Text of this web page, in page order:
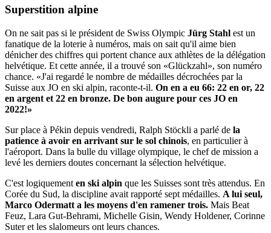
Superstition alpine
On ne sait pas si le président de Swiss Olympic Jürg Stahl est un
fanatique de la loterie à numéros, mais on sait qu'il aime bien
dénicher des chiffres qui portent chance aux athlètes de la délégation
helvétique. Et cette année, il a trouvé son «Glückzahl», son numéro
chance. «J'ai regardé le nombre de médailles décrochées par la
Suisse aux JO en ski alpin, raconte-t-il. On en a eu 66: 22 en or, 22
en argent et 22 en bronze. De bon augure pour ces JO en
2022!»
Sur place à Pékin depuis vendredi, Ralph Stöckli a parlé de la
patience à avoir en arrivant sur le sol chinois, en particulier à
l'aéroport. Dans la bulle du village olympique, le chef de mission a
levé les derniers doutes concernant la sélection helvétique.
C'est logiquement en ski alpin que les Suisses sont très attendus. En
Corée du Sud, la discipline avait rapporté sept médailles. A lui seul,
Marco Odermatt a les moyens d'en ramener trois. Mais Beat
Feuz, Lara Gut-Behrami, Michelle Gisin, Wendy Holdener, Corinne
Suter et les slalomeurs ont leurs chances.